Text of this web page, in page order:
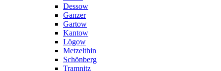
Dessow
Ganzer
Gartow
Kantow
Lögow
Metzelthin
Schönberg
Tramnitz